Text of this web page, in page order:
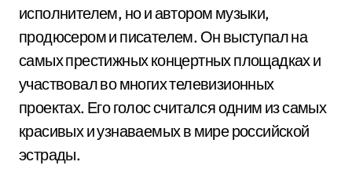
исполнителем, но и автором музыки,
продюсером и писателем. Он выступал на
самых престижных концертных площадках и
участвовал во многих телевизионных
проектах. Его голос считался одним из самых
красивых и узнаваемых в мире российской
эстрады.